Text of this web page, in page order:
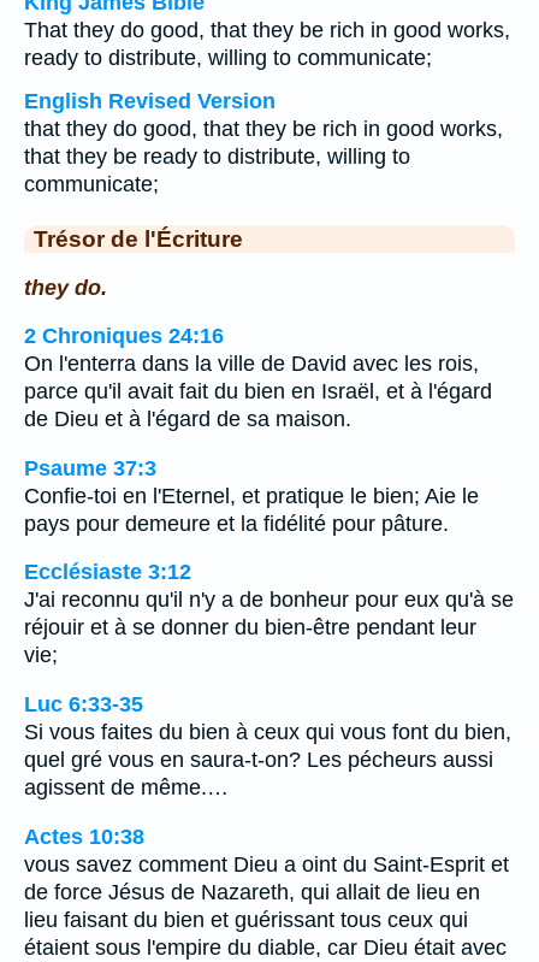
That they do good, that they be rich in good works,
ready to distribute, willing to communicate;
English Revised Version
that they do good, that they be rich in good works,
that they be ready to distribute, willing to
communicate;
Trésor de l'Écriture
they do.
2 Chroniques 24:16
On l'enterra dans la ville de David avec les rois,
parce qu'il avait fait du bien en Israël, et à l'égard
de Dieu et à l'égard de sa maison.
Psaume 37:3
Confie-toi en l'Eternel, et pratique le bien; Aie le
pays pour demeure et la fidélité pour pâture.
Ecclésiaste 3:12
J'ai reconnu qu'il n'y a de bonheur pour eux qu'à se
réjouir et à se donner du bien-être pendant leur
vie;
Luc 6:33-35
Si vous faites du bien à ceux qui vous font du bien,
quel gré vous en saura-t-on? Les pécheurs aussi
agissent de même.…
Actes 10:38
vous savez comment Dieu a oint du Saint-Esprit et
de force Jésus de Nazareth, qui allait de lieu en
lieu faisant du bien et guérissant tous ceux qui
étaient sous l'empire du diable, car Dieu était avec